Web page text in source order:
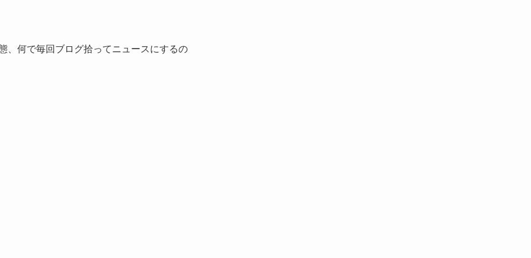
、何で毎回ブログ拾ってニュースにするの